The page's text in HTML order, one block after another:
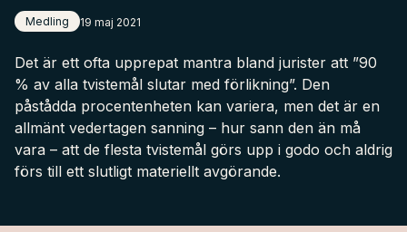
Medling 19 maj 2021
Det är ett ofta upprepat mantra bland jurister att ”90
% av alla tvistemål slutar med förlikning”. Den
påstådda procentenheten kan variera, men det är en
allmänt vedertagen sanning – hur sann den än må
vara – att de flesta tvistemål görs upp i godo och aldrig
förs till ett slutligt materiellt avgörande.